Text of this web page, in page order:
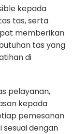
kepada
tas, serta
memberikan
tas yang
di
pelayanan,
kepada
pemesanan
dengan